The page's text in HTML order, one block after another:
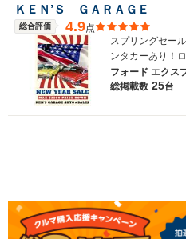
ＫＥＮ’Ｓ ＧＡＲＡＧＥ
総合評価 4.9点
スプリングセー
ンタカーあり！
フォード エクス
総掲載数 25台